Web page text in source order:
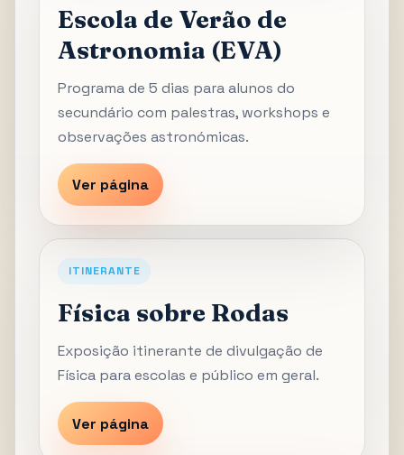
Escola de Verão de
Astronomia (EVA)
Programa de 5 dias para alunos do
secundário com palestras, workshops e
observações astronómicas.
Ver página
ITINERANTE
Física sobre Rodas
Exposição itinerante de divulgação de
Física para escolas e público em geral.
Ver página